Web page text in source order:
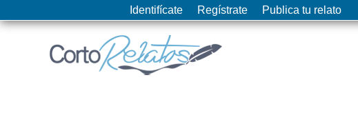
Identifícate Regístrate Publica tu relato